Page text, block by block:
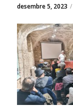
desembre 5, 2023 /